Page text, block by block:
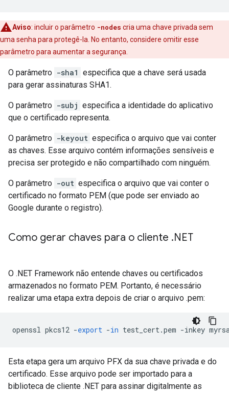
Aviso: incluir o parâmetro -nodes cria uma chave privada sem
uma senha para protegê-la. No entanto, considere omitir esse
parâmetro para aumentar a segurança.
O parâmetro -sha1 especifica que a chave será usada
para gerar assinaturas SHA1.
O parâmetro -subj especifica a identidade do aplicativo
que o certificado representa.
O parâmetro -keyout especifica o arquivo que vai conter
as chaves. Esse arquivo contém informações sensíveis e
precisa ser protegido e não compartilhado com ninguém.
O parâmetro -out especifica o arquivo que vai conter o
certificado no formato PEM (que pode ser enviado ao
Google durante o registro).
Como gerar chaves para o cliente .NET
O .NET Framework não entende chaves ou certificados
armazenados no formato PEM. Portanto, é necessário
realizar uma etapa extra depois de criar o arquivo .pem:
openssl pkcs12 -export -in test_cert.pem -inkey
Esta etapa gera um arquivo PFX da sua chave privada e do
certificado. Esse arquivo pode ser importado para a
biblioteca de cliente .NET para assinar digitalmente as